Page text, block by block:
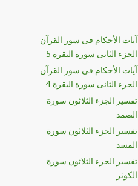
آيات الأحكام فى سور القرآن
الجزء الثانى سورة البقرة 5
آيات الأحكام فى سور القرآن
الجزء الثانى سورة البقرة 4
تفسير الجزء الثلاثون سورة
الصمد
تفسير الجزء الثلاثون سورة
المسد
تفسير الجزء الثلاثون سورة
الكوثر